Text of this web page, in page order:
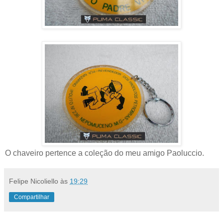
O chaveiro pertence a coleção do meu amigo Paoluccio.
Felipe Nicoliello às 19:29
Compartilhar